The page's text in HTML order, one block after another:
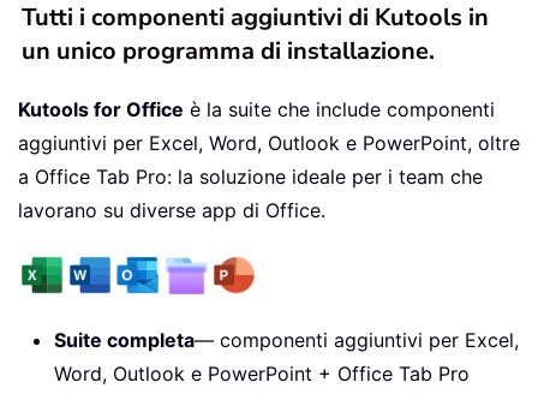
Tutti i componenti aggiuntivi di Kutools in
un unico programma di installazione.
Kutools for Office è la suite che include componenti
aggiuntivi per Excel, Word, Outlook e PowerPoint, oltre
a Office Tab Pro: la soluzione ideale per i team che
lavorano su diverse app di Office.
Suite completa— componenti aggiuntivi per Excel,
Word, Outlook e PowerPoint + Office Tab Pro